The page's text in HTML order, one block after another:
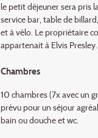
le petit déjeuner sera pris
service bar, table de
et à vélo. Le propriétaire
appartenait à Elvis Presley.
Chambres
10 chambres (7x avec un
prévu pour un séjour
bain ou douche et wc.